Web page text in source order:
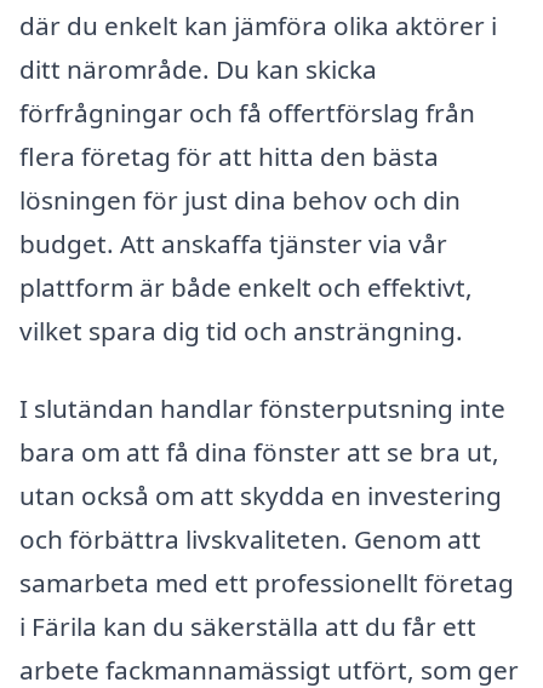
där du enkelt kan jämföra olika aktörer i
ditt närområde. Du kan skicka
förfrågningar och få offertförslag från
flera företag för att hitta den bästa
lösningen för just dina behov och din
budget. Att anskaffa tjänster via vår
plattform är både enkelt och effektivt,
vilket spara dig tid och ansträngning.
I slutändan handlar fönsterputsning inte
bara om att få dina fönster att se bra ut,
utan också om att skydda en investering
och förbättra livskvaliteten. Genom att
samarbeta med ett professionellt företag
i Färila kan du säkerställa att du får ett
arbete fackmannamässigt utfört, som ger